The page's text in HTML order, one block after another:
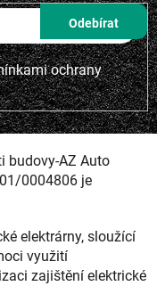
ochrany
budovy-AZ Auto
0004806 je
elektrárny, sloužící
využití
zajištění elektrické